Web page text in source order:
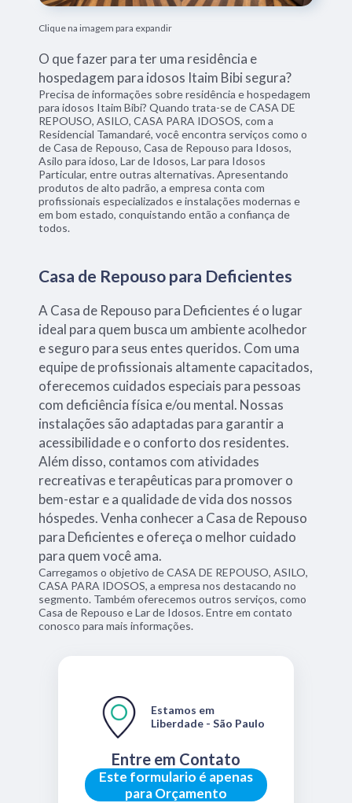
Clique na imagem para expandir
O que fazer para ter uma residência e
hospedagem para idosos Itaim Bibi segura?
Precisa de informações sobre residência e hospedagem
para idosos Itaim Bibi? Quando trata-se de CASA DE
REPOUSO, ASILO, CASA PARA IDOSOS, com a
Residencial Tamandaré, você encontra serviços como o
de Casa de Repouso, Casa de Repouso para Idosos,
Asilo para idoso, Lar de Idosos, Lar para Idosos
Particular, entre outras alternativas. Apresentando
produtos de alto padrão, a empresa conta com
profissionais especializados e instalações modernas e
em bom estado, conquistando então a confiança de
todos.
Casa de Repouso para Deficientes
A Casa de Repouso para Deficientes é o lugar
ideal para quem busca um ambiente acolhedor
e seguro para seus entes queridos. Com uma
equipe de profissionais altamente capacitados,
oferecemos cuidados especiais para pessoas
com deficiência física e/ou mental. Nossas
instalações são adaptadas para garantir a
acessibilidade e o conforto dos residentes.
Além disso, contamos com atividades
recreativas e terapêuticas para promover o
bem-estar e a qualidade de vida dos nossos
hóspedes. Venha conhecer a Casa de Repouso
para Deficientes e ofereça o melhor cuidado
para quem você ama.
Carregamos o objetivo de CASA DE REPOUSO, ASILO,
CASA PARA IDOSOS, a empresa nos destacando no
segmento. Também oferecemos outros serviços, como
Casa de Repouso e Lar de Idosos. Entre em contato
conosco para mais informações.
Este formulario é apenas
para Orçamento
Entre em Contato
Estamos em
Liberdade - São Paulo